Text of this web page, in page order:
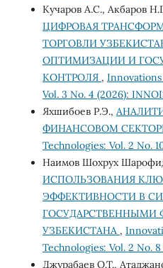
Кучаров А.С., Акбаров
ЦИФРОВАЯ
ТОРГОВЛИ
ОПТИМИЗАЦИИ И
КОНТРОЛЯ ,
Vol. 3 No. 4 (2026):
Яхшибоев Р.Э.,
ФИНАНСОВОМ
Technologies: Vol. 2 No.
Наимов Шохрух
ИСПОЛЬЗОВАНИЯ
ЭФФЕКТИВНОСТИ В
ГОСУДАРСТВЕННЫМИ
УЗБЕКИСТАНА ,
Technologies: Vol. 2 No.
Джурабаев О.Т.,